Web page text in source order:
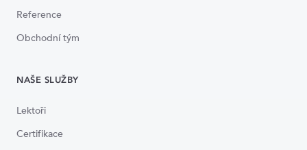
Reference
Obchodní tým
NAŠE SLUŽBY
Lektoři
Certifikace